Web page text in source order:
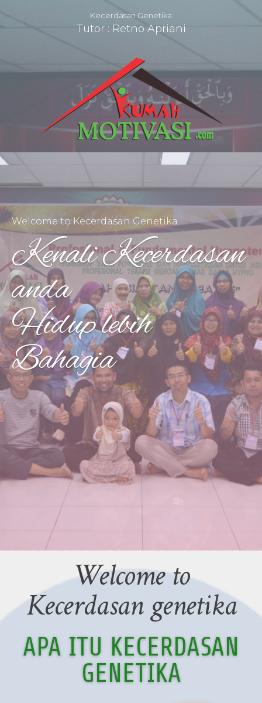
Kecerdasan Genetika
Tutor : Retno Apriani
Welcome to Kecerdasan Genetika
Kenali Kecerdasan
anda
Hidup lebih
Bahagia
Welcome to
Kecerdasan genetika
APA ITU KECERDASAN
GENETIKA